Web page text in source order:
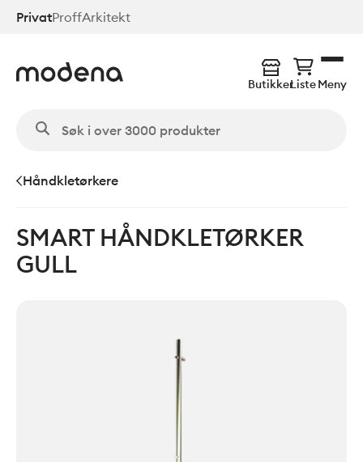
Hopp
PrivatProffArkitekt
ButikkerListeMeny
Håndkletørkere
SMART HÅNDKLETØRKER
GULL